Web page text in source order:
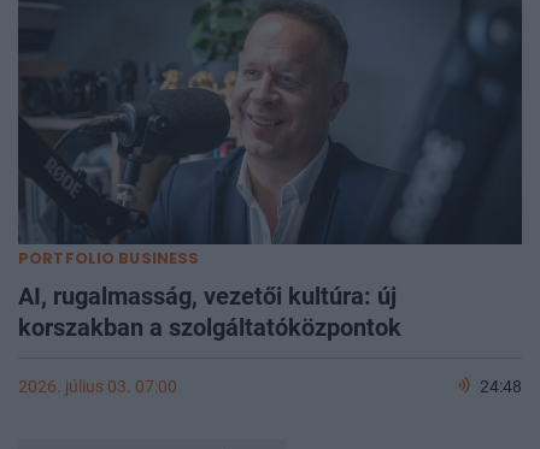
PORTFOLIO BUSINESS
AI, rugalmasság, vezetői kultúra: új
korszakban a szolgáltatóközpontok
2026. július 03. 07:00 24:48